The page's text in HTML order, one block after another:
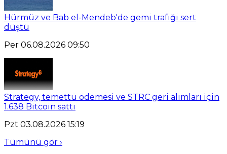
Hürmüz ve Bab el-Mendeb'de gemi trafiği sert
düştü
Per 06.08.2026 09:50
Strategy, temettü ödemesi ve STRC geri alımları için
1.638 Bitcoin sattı
Pzt 03.08.2026 15:19
Tümünü gör ›